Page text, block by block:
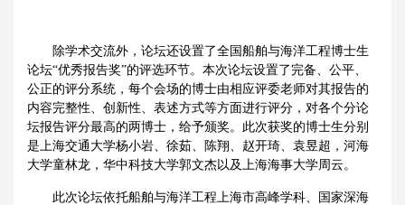
除学术交流外，论坛还设置了全国船舶与海洋工程博士生
论坛“优秀报告奖”的评选环节。本次论坛设置了完备、公平、
公正的评分系统，每个会场的博士由相应评委老师对其报告的
内容完整性、创新性、表述方式等方面进行评分，对各个分论
坛报告评分最高的两博士，给予颁奖。此次获奖的博士生分别
是上海交通大学杨小岩、徐茹、陈翔、赵开琦、袁昱超，河海
大学童林龙，华中科技大学郭文杰以及上海海事大学周云。
此次论坛依托船舶与海洋工程上海市高峰学科、国家深海